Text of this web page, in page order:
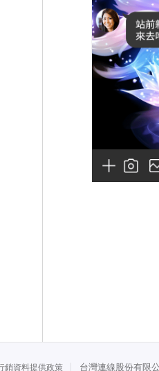
銷資料提供政策 台灣連線股份有限